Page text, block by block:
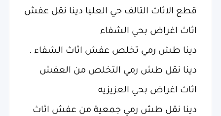
قطع الاثاث التالف حي العليا دينا نقل عفش
اثاث اغراض بحي الشفاء
دينا طش رمي تخلص عفش اثاث الشفاء .
دينا نقل طش رمي التخلص من العفش
اثاث اغراض بحي العزيزيه
دينا نقل طش رمي جمعية من عفش اثاث